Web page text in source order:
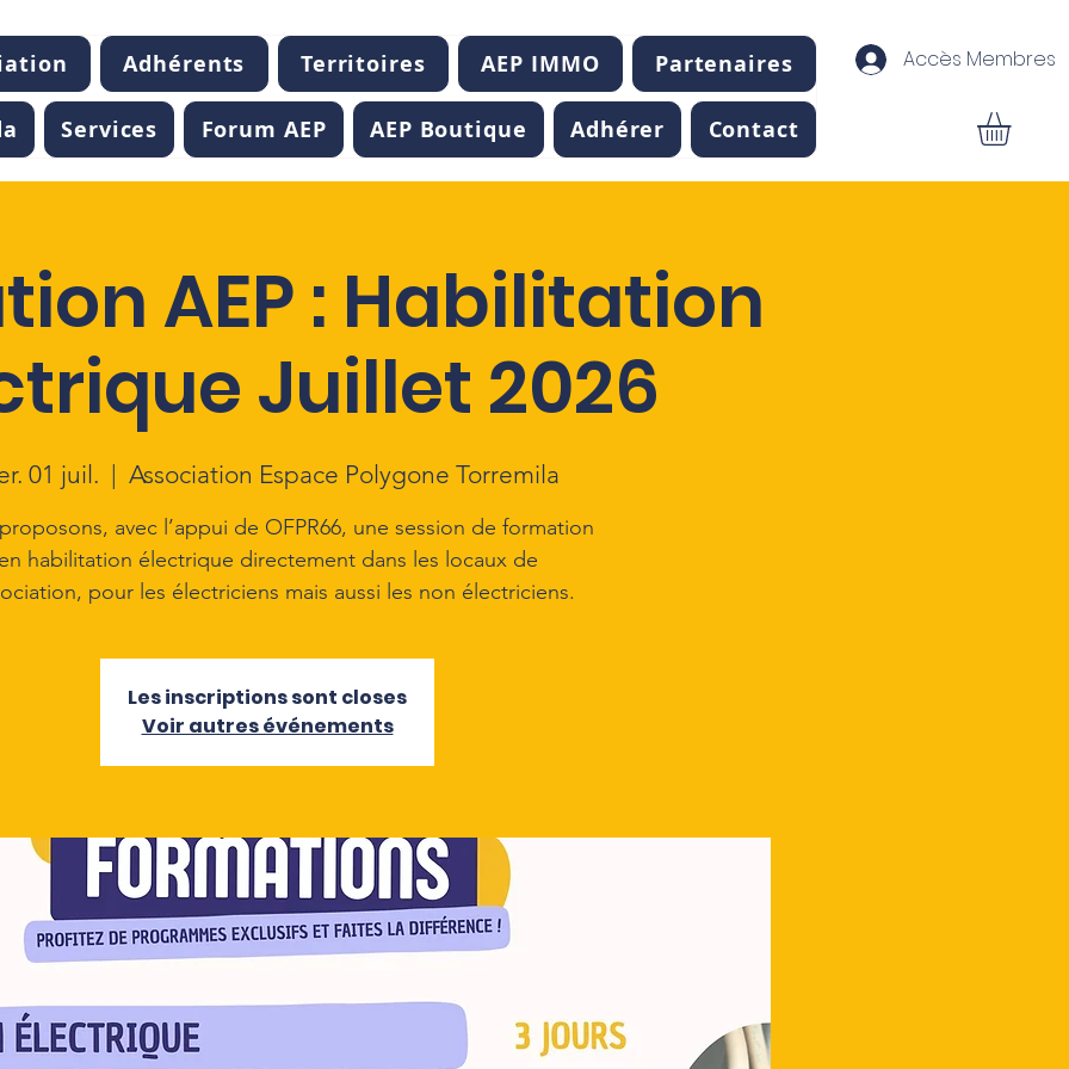
Adhérents Territoires AEP IMMO Partenaires
Services Forum AEP AEP Boutique Adhérer Contact
Accès Membres
AEP : Habilitation
Juillet 2026
01 juil.
  |
Association Espace Polygone Torremila
avec l’appui de OFPR66, une session de formation
habilitation électrique directement dans les locaux de
pour les électriciens mais aussi les non électriciens.
Les inscriptions sont closes
Voir autres événements